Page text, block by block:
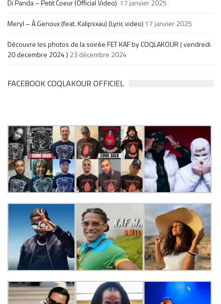
Di Panda – Petit Coeur (Official Video) 17 janvier 2025
Meryl – À Genoux (feat. Kalipsxau) (Lyric video) 17 janvier 2025
Découvre les photos de la soirée FET KAF by COQLAKOUR ( vendredi
20 decembre 2024 ) 23 décembre 2024
FACEBOOK COQLAKOUR OFFICIEL